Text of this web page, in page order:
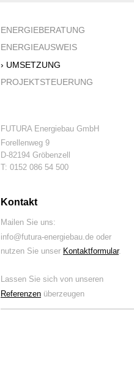
ENERGIEBERATUNG
ENERGIEAUSWEIS
UMSETZUNG
PROJEKTSTEUERUNG
FUTURA Energiebau GmbH
Forellenweg 9
D-82194 Gröbenzell
T: 0152 086 54 500
Kontakt
Mailen Sie uns:
info@futura-energiebau.de oder
nutzen Sie unser Kontaktformular.
Lassen Sie sich von unseren
Referenzen überzeugen